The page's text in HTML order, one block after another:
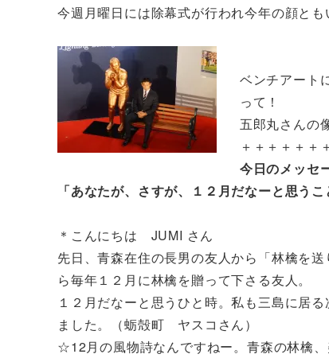
今週月曜日には除幕式が行われ今年の顔とも
ベンチアート
って！
五郎丸さんの
＋＋＋＋＋＋
今日のメッセ
「あなたが、さすが、１２月だなーと思う
＊こんにちは JUMI さん
先日、青森在住の長男の友人から「林檎を
ら毎年１２月に林檎を贈って下さる友人。
１２月だなーと思うひと時。私も三島に居
ました。（蛎殻町 ヤスコさん）
☆12月の風物詩なんですねー。青森の林檎